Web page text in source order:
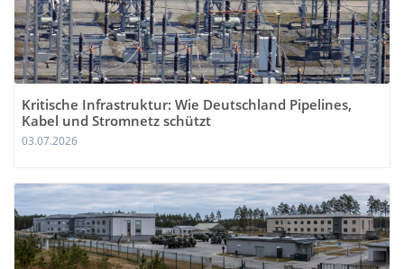
Kritische Infrastruktur: Wie Deutschland Pipelines,
Kabel und Stromnetz schützt
03.07.2026